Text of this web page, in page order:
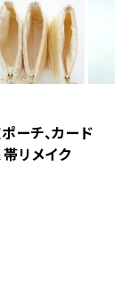
ーチ、カード
帯リメイク